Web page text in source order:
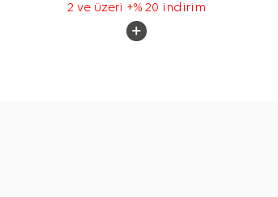
2 ve üzeri +% 20 indirim